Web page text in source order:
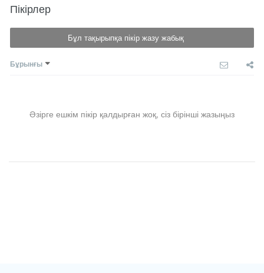
Пікірлер
Бұл тақырыпқа пікір жазу жабық
Бұрынғы
Әзірге ешкім пікір қалдырған жоқ, сіз бірінші жазыңыз